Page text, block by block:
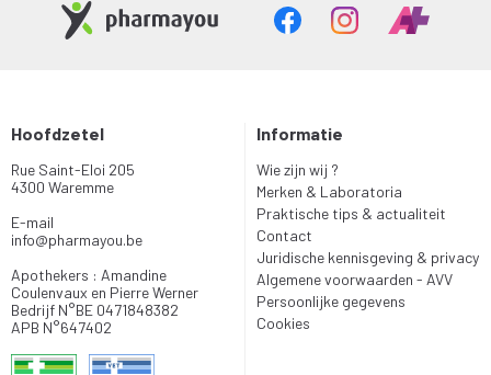
Hoofdzetel
Rue Saint-Eloi 205
4300 Waremme
E-mail
info@pharmayou.be
Apothekers : Amandine
Coulenvaux en Pierre Werner
Bedrijf N°BE 0471848382
APB N°647402
Informatie
Wie zijn wij ?
Merken & Laboratoria
Praktische tips & actualiteit
Contact
Juridische kennisgeving & privacy
Algemene voorwaarden - AVV
Persoonlijke gegevens
Cookies